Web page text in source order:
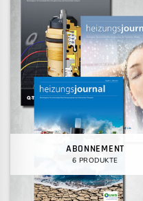
ABONNEMENT
6 PRODUKTE